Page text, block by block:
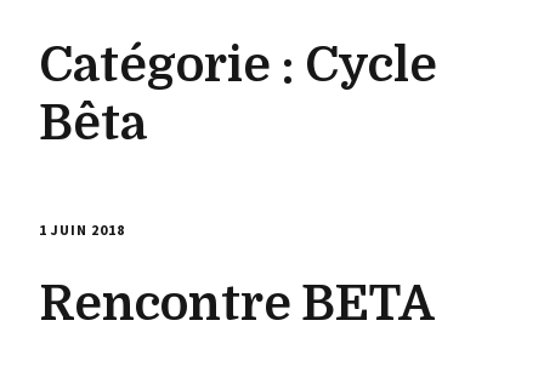
Catégorie : Cycle
Bêta
1 JUIN 2018
Rencontre BETA